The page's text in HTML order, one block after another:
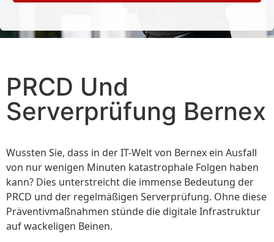
PRCD Und
Serverprüfung Bernex
Wussten Sie, dass in der IT-Welt von Bernex ein Ausfall
von nur wenigen Minuten katastrophale Folgen haben
kann? Dies unterstreicht die immense Bedeutung der
PRCD und der regelmäßigen Serverprüfung. Ohne diese
Präventivmaßnahmen stünde die digitale Infrastruktur
auf wackeligen Beinen.